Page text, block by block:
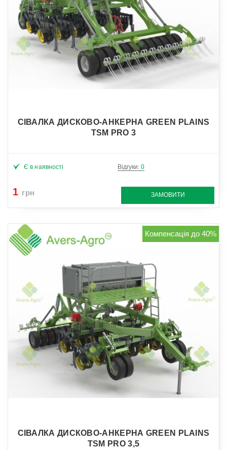
СІВАЛКА ДИСКОВО-АНКЕРНА GREEN PLAINS
TSM PRO 3
Є в наявності Відгуки: 0
1 грн ЗАМОВИТИ
Компенсація до 40%
СІВАЛКА ДИСКОВО-АНКЕРНА GREEN PLAINS
TSM PRO 3,5